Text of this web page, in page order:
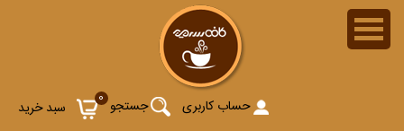
0 سبد خرید جستجو حساب کاربری